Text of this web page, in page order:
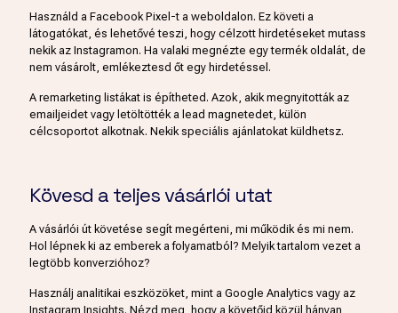
Használd a Facebook Pixel-t a weboldalon. Ez követi a
látogatókat, és lehetővé teszi, hogy célzott hirdetéseket mutass
nekik az Instagramon. Ha valaki megnézte egy termék oldalát, de
nem vásárolt, emlékeztesd őt egy hirdetéssel.
A remarketing listákat is építheted. Azok, akik megnyitották az
emailjeidet vagy letöltötték a lead magnetedet, külön
célcsoportot alkotnak. Nekik speciális ajánlatokat küldhetsz.
Kövesd a teljes vásárlói utat
A vásárlói út követése segít megérteni, mi működik és mi nem.
Hol lépnek ki az emberek a folyamatból? Melyik tartalom vezet a
legtöbb konverzióhoz?
Használj analitikai eszközöket, mint a Google Analytics vagy az
Instagram Insights. Nézd meg, hogy a követőid közül hányan